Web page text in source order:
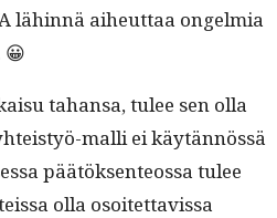
lähin­nä aiheut­taa ongelmia
tahansa, tulee sen olla
malli ei käytän­nössä
päätök­sen­teossa tulee
olla osoitet­tavis­sa